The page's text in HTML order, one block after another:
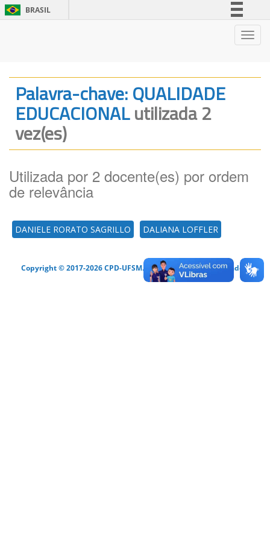
BRASIL
Legislação
Canais
Palavra-chave: QUALIDADE
EDUCACIONALutilizada 2
vez(es)
Utilizada por 2 docente(es) por ordem
de relevância
DANIELE RORATO SAGRILLO DALIANA LOFFLER
Copyright © 2017-2026 CPD-UFSM. Todos os direitos reservados.